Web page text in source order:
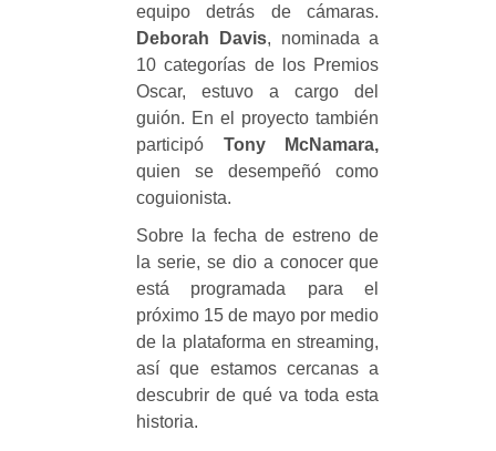
equipo detrás de cámaras.
Deborah Davis, nominada a
10 categorías de los Premios
Oscar, estuvo a cargo del
guión. En el proyecto también
participó Tony McNamara,
quien se desempeñó como
coguionista.
Sobre la fecha de estreno de
la serie, se dio a conocer que
está programada para el
próximo 15 de mayo por medio
de la plataforma en streaming,
así que estamos cercanas a
descubrir de qué va toda esta
historia.